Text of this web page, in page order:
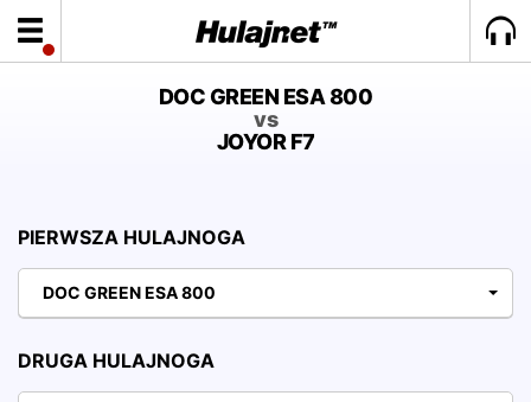
DOC GREEN ESA 800
vs
JOYOR F7
PIERWSZA HULAJNOGA
DOC GREEN ESA 800
DRUGA HULAJNOGA